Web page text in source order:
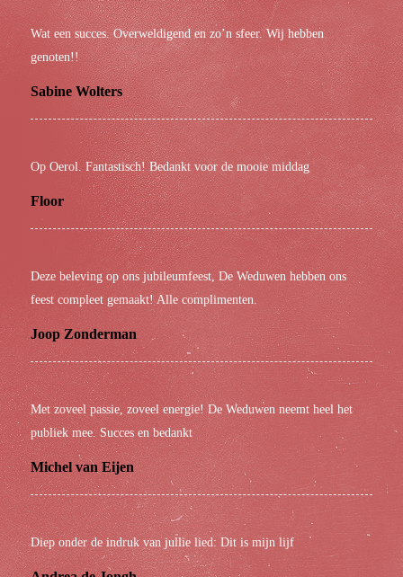
Wat een succes. Overweldigend en zo’n sfeer. Wij hebben
genoten!!
Sabine Wolters
Op Oerol. Fantastisch! Bedankt voor de mooie middag
Floor
Deze beleving op ons jubileumfeest, De Weduwen hebben ons
feest compleet gemaakt! Alle complimenten.
Joop Zonderman
Met zoveel passie, zoveel energie! De Weduwen neemt heel het
publiek mee. Succes en bedankt
Michel van Eijen
Diep onder de indruk van jullie lied: Dit is mijn lijf